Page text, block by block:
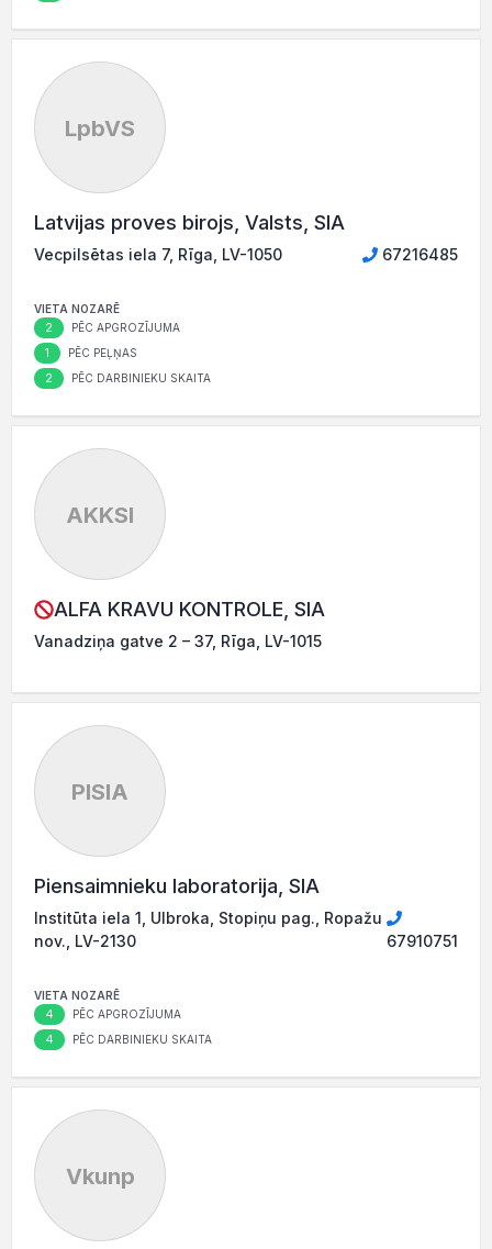
LpbVS
Latvijas proves birojs, Valsts, SIA
Vecpilsētas iela 7, Rīga, LV-1050 67216485
VIETA NOZARĒ
2 PĒC APGROZĪJUMA
1 PĒC PEĻŅAS
2 PĒC DARBINIEKU SKAITA
AKKSI
ALFA KRAVU KONTROLE, SIA
Vanadziņa gatve 2 – 37, Rīga, LV-1015
PlSIA
Piensaimnieku laboratorija, SIA
Institūta iela 1, Ulbroka, Stopiņu pag., Ropažu
nov., LV-2130
67910751
VIETA NOZARĒ
4 PĒC APGROZĪJUMA
4 PĒC DARBINIEKU SKAITA
Vkunp